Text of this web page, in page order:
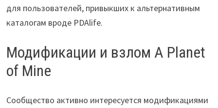
для пользователей, привыкших к альтернативным
каталогам вроде PDAlife.
Модификации и взлом A Planet
of Mine
Сообщество активно интересуется модификациями